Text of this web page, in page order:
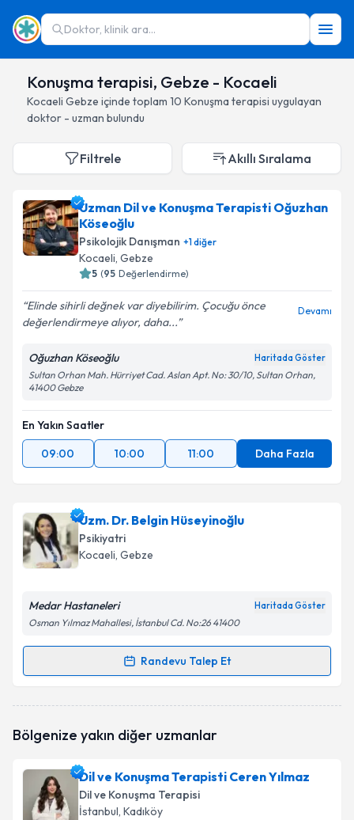
Doktor, klinik ara...
Konuşma terapisi, Gebze - Kocaeli
Kocaeli Gebze içinde toplam 10 Konuşma terapisi uygulayan
doktor - uzman bulundu
Filtrele Akıllı Sıralama
Uzman Dil ve Konuşma Terapisti Oğuzhan
Köseoğlu
Psikolojik Danışman +1diğer
Kocaeli, Gebze
5 (95 Değerlendirme)
Elinde sihirli değnek var diyebilirim. Çocuğu önce
değerlendirmeye alıyor, daha...
Devamı
Oğuzhan Köseoğlu Haritada Göster
Sultan Orhan Mah. Hürriyet Cad. Aslan Apt. No: 30/10, Sultan Orhan,
41400 Gebze
En Yakın Saatler
09:00
10:00 11:00 Daha Fazla
Uzm. Dr. Belgin Hüseyinoğlu
Psikiyatri
Kocaeli, Gebze
Medar Hastaneleri Haritada Göster
Osman Yılmaz Mahallesi, İstanbul Cd. No:26 41400
Randevu Talep Et
Randevu Takvimi Talebi
talebi oluşturun. Size bu uzmandan randevu almanız
bilgilendireceğiz.
E-posta Adresiniz
Bölgenize yakın diğer uzmanlar
Dil ve Konuşma Terapisti Ceren Yılmaz
Dil ve Konuşma Terapisi
İstanbul, Kadıköy